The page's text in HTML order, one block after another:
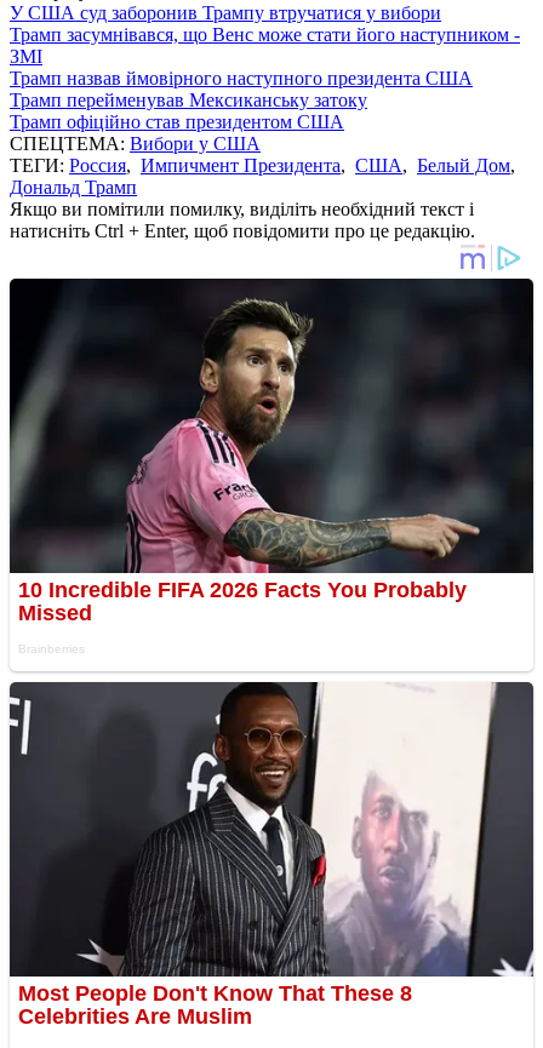
У США суд заборонив Трампу втручатися у вибори
Трамп засумнівався, що Венс може стати його наступником -
ЗМІ
Трамп назвав ймовірного наступного президента США
Трамп перейменував Мексиканську затоку
Трамп офіційно став президентом США
СПЕЦТЕМА: Вибори у США
ТЕГИ: Россия, Импичмент Президента, США, Белый Дом,
Дональд Трамп
Якщо ви помітили помилку, виділіть необхідний текст і
натисніть Ctrl + Enter, щоб повідомити про це редакцію.